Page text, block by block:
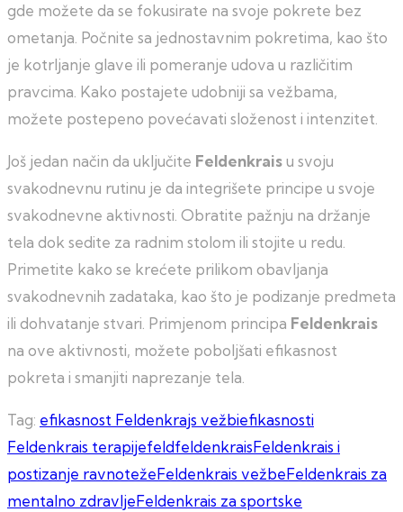
gde možete da se fokusirate na svoje pokrete bez
ometanja. Počnite sa jednostavnim pokretima, kao što
je kotrljanje glave ili pomeranje udova u različitim
pravcima. Kako postajete udobniji sa vežbama,
možete postepeno povećavati složenost i intenzitet.
Još jedan način da uključite Feldenkraisu svoju
svakodnevnu rutinu je da integrišete principe u svoje
svakodnevne aktivnosti. Obratite pažnju na držanje
tela dok sedite za radnim stolom ili stojite u redu.
Primetite kako se krećete prilikom obavljanja
svakodnevnih zadataka, kao što je podizanje predmeta
ili dohvatanje stvari. Primjenom principa Feldenkrais
na ove aktivnosti, možete poboljšati efikasnost
pokreta i smanjiti naprezanje tela.
Tag: efikasnost Feldenkrajs vežbiefikasnosti
Feldenkrais terapijefeldfeldenkraisFeldenkrais i
postizanje ravnotežeFeldenkrais vežbeFeldenkrais za
mentalno zdravljeFeldenkrais za sportske